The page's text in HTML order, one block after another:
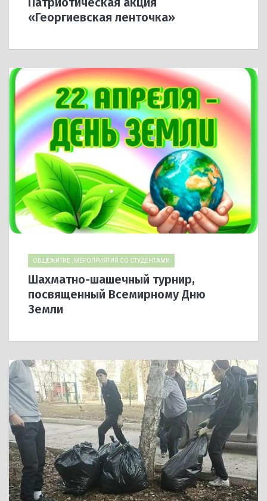
«Георгиевская ленточка»
ОБЩЕЖИТИЕ МЕРОПРИЯТИЯ СО СТУДЕНТАМИ
Шахматно-шашечный турнир,
посвященный Всемирному Дню
Земли